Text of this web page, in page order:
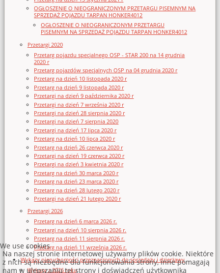
OGŁOSZENIE O NIEOGRANICZONYM PRZETARGU PISEMNYM NA
SPRZEDAŻ POJAZDU TARPAN HONKER4012
OGŁOSZENIE O NIEOGRANICZONYM PRZETARGU
PISEMNYM NA SPRZEDAŻ POJAZDU TARPAN HONKER4012
Przetargi 2020
Przetarg pojazdu specjalnego OSP - STAR 200 na 14 grudnia
2020 r
Przetarg pojazdów specjalnych OSP na 04 grudnia 2020 r
Przetarg na dzień 10 listopada 2020 r
Przetarg na dzień 9 listopada 2020 r
Przetargi na dzień 9 października 2020 r
Przetargi na dzień 7 września 2020 r
Przetargi na dzień 28 sierpnia 2020 r
Przetargi na dzień 7 sierpnia 2020
Przetargi na dzień 17 lipca 2020 r
Przetarg na dzień 10 lipca 2020 r
Przetarg na dzień 26 czerwca 2020 r
Przetargi na dzień 19 czerwca 2020 r
Przetargi na dzień 3 kwietnia 2020 r
Przetarg na dzień 30 marca 2020 r
Przetarg na dzień 23 marca 2020 r
Przetarg na dzień 28 lutego 2020 r
Przetargi na dzień 21 lutego 2020 r
Przetargi 2026
Przetarg na dzień 6 marca 2026 r.
Przetargi na dzień 10 sierpnia 2026 r.
Przetarg na dzień 11 sierpnia 2026 r.
Przetarg na dzień 11 września 2026 r.
Wykazy nieruchomości przeznaczonych do sprzedaży i dzierżawy
Wykazy z 2026 roku
We use cookies
Na naszej stronie internetowej używamy plików cookie. Niektóre
z nich są niezbędne dla funkcjonowania strony, inne pomagają
nam w ulepszaniu tej strony i doświadczeń użytkownika